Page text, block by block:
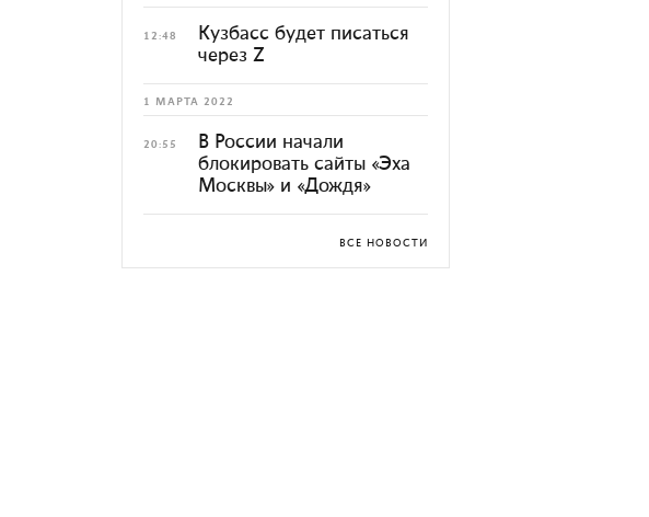
12:48
Кузбасс будет писаться
через Z
1 МАРТА 2022
20:55
В России начали
блокировать сайты «Эха
Москвы» и «Дождя»
ВСЕ НОВОСТИ